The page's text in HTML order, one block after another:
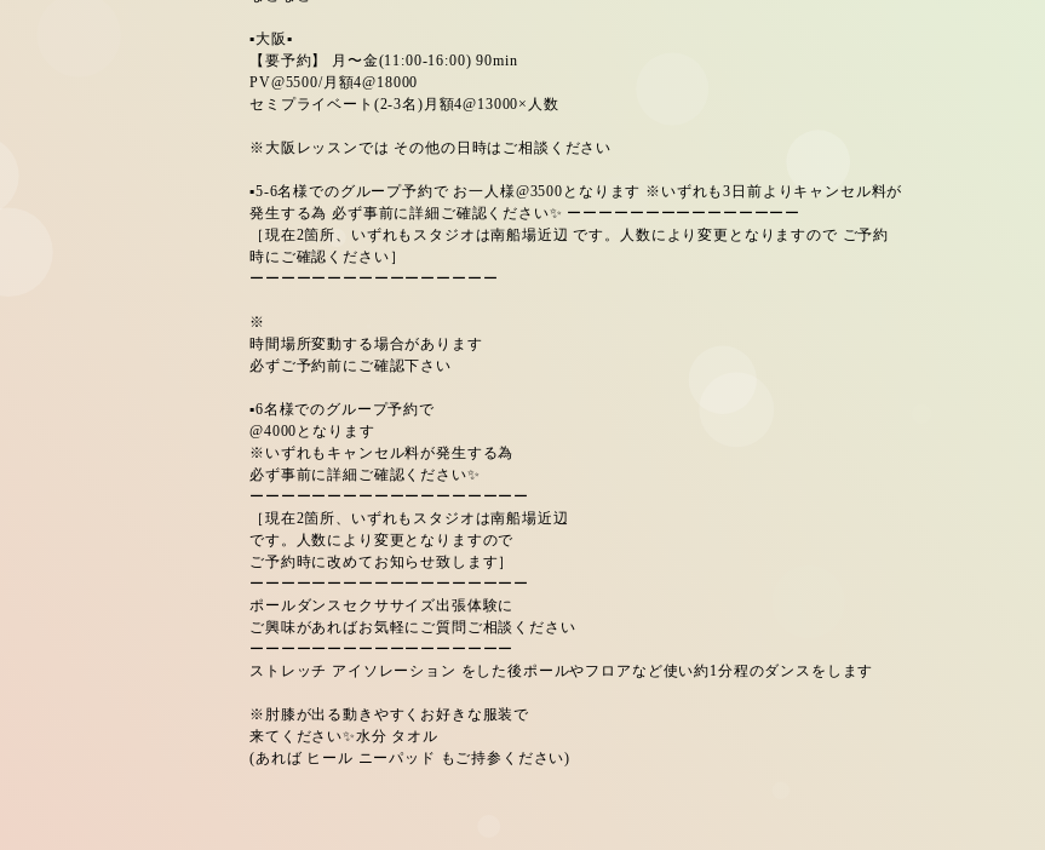
▪️大阪▪️
【要予約】 月〜金(11:00-16:00) 90min
PV@5500/月額4@18000
セミプライベート(2-3名)月額4@13000×人数
※大阪レッスンでは その他の日時はご相談ください
▪️5-6名様でのグループ予約で お一人様@3500となります ※いずれも3日前よりキャンセル料が
発生する為 必ず事前に詳細ご確認ください✨ ーーーーーーーーーーーーーーー
［現在2箇所、いずれもスタジオは南船場近辺 です。人数により変更となりますので ご予約
時にご確認ください］
ーーーーーーーーーーーーーーーー
※
時間場所変動する場合があります
必ずご予約前にご確認下さい
▪️6名様でのグループ予約で
@4000となります
※いずれもキャンセル料が発生する為
必ず事前に詳細ご確認ください✨
ーーーーーーーーーーーーーーーーーー
［現在2箇所、いずれもスタジオは南船場近辺
です。人数により変更となりますので
ご予約時に改めてお知らせ致します］
ーーーーーーーーーーーーーーーーーー
ポールダンスセクササイズ出張体験に
ご興味があればお気軽にご質問ご相談ください
ーーーーーーーーーーーーーーーーー
ストレッチ アイソレーション をした後ポールやフロアなど使い約1分程のダンスをします
※肘膝が出る動きやすくお好きな服装で
来てください✨水分 タオル
(あれば ヒール ニーパッド もご持参ください)